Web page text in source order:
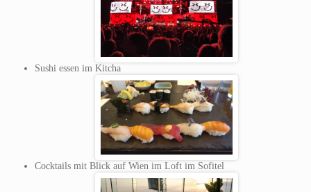
Sushi essen im Kitcha
Cocktails mit Blick auf Wien im Loft im Sofitel